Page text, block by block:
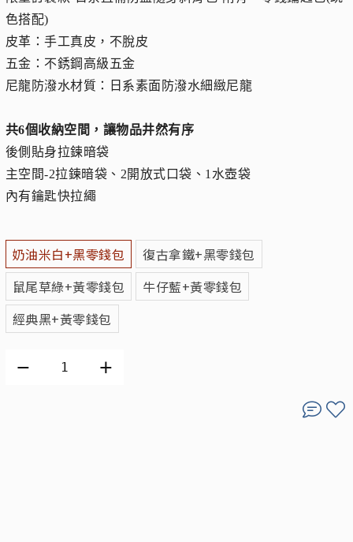
色搭配)
皮革：手工真皮，不脫皮
五金：不銹鋼高級五金
尼龍防潑水材質：日系素面防潑水細緻尼龍
共6個收納空間，讓物品井然有序
後側貼身拉鍊暗袋
主空間-2拉鍊暗袋、2開放式口袋、1水壺袋
內有鑰匙快拉繩
奶油米白+黑零錢包
復古拿鐵+黑零錢包
鼠尾草綠+黃零錢包
牛仔藍+黃零錢包
經典黑+黃零錢包